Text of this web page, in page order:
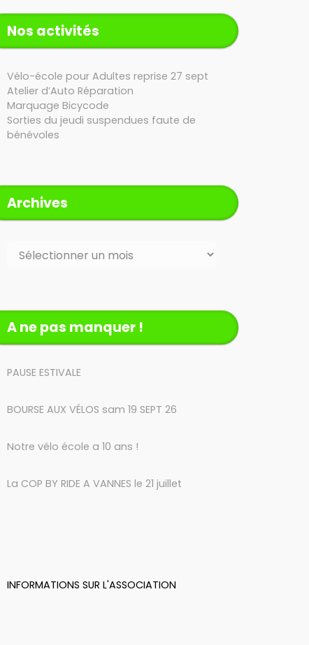
Nos activités
Vélo-école pour Adultes reprise 27 sept
Atelier d’Auto Réparation
Marquage Bicycode
Sorties du jeudi suspendues faute de
bénévoles
Archives
Archives
A ne pas manquer !
PAUSE ESTIVALE
BOURSE AUX VÉLOS sam 19 SEPT 26
Notre vélo école a 10 ans !
La COP BY RIDE A VANNES le 21 juillet
INFORMATIONS SUR L'ASSOCIATION